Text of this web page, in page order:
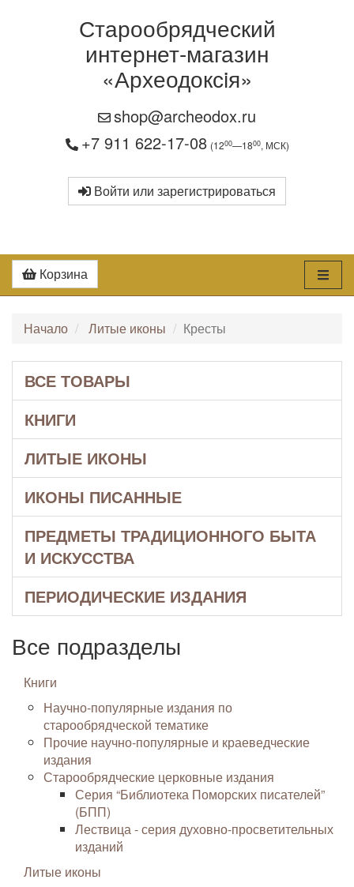
Старообрядческий
интернет-магазин
«Археодоксiя»
shop@archeodox.ru
+7 911 622-17-08 (1200—1800, МСК)
Войти или зарегистрироваться
Корзина
Начало Литые иконы Кресты
ВСЕ ТОВАРЫ
КНИГИ
ЛИТЫЕ ИКОНЫ
ИКОНЫ ПИСАННЫЕ
ПРЕДМЕТЫ ТРАДИЦИОННОГО БЫТА
И ИСКУССТВА
ПЕРИОДИЧЕСКИЕ ИЗДАНИЯ
Все подразделы
Книги
Научно-популярные издания по
старообрядческой тематике
Прочие научно-популярные и краеведческие
издания
Старообрядческие церковные издания
Серия “Библиотека Поморских писателей”
(БПП)
Лествица - серия духовно-просветительных
изданий
Литые иконы